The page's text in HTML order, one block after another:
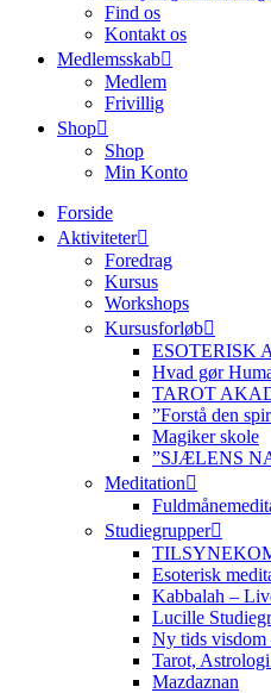
Find os
Kontakt os
Medlemsskab
Medlem
Frivillig
Shop
Shop
Min Konto
Forside
Aktiviteter
Foredrag
Kursus
Workshops
Kursusforløb
ESOTERISK
Hvad gør
TAROT
”Forstå den
Magiker skole
”SJÆLENS
Meditation
Studiegrupper
Esoterisk
Kabbalah –
Lucille
Ny tids visdom
Tarot,
Mazdaznan